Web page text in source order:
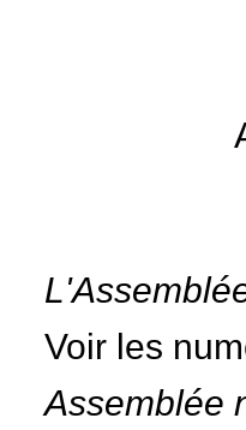
Voir les
Assemblée